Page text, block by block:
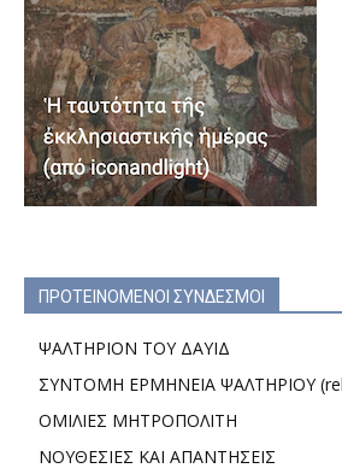
ΠΡΟΤΕΙΝΟΜΕΝΟΙ ΣΥΝΔΕΣΜΟΙ
ΨΑΛΤΗΡΙΟΝ ΤΟΥ ΔΑΥΙΔ
ΣΥΝΤΟΜΗ ΕΡΜΗΝΕΙΑ ΨΑΛΤΗΡΙΟΥ
ΟΜΙΛΙΕΣ ΜΗΤΡΟΠΟΛΙΤΗ
ΝΟΥΘΕΣΙΕΣ ΚΑΙ ΑΠΑΝΤΗΣΕΙΣ